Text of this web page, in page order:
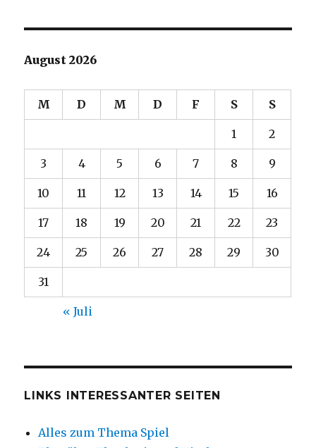
August 2026
M D M D F S S
1 2
3 4 5 6 7 8 9
10 11 12 13 14 15 16
17 18 19 20 21 22 23
24 25 26 27 28 29 30
31
« Juli
LINKS INTERESSANTER SEITEN
Alles zum Thema Spiel